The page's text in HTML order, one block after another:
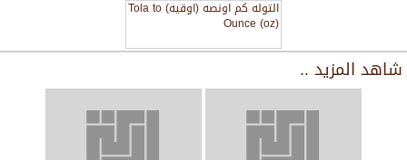
التوله كم اونصه (اوقيه) Tola to
Ounce (oz)
شاهد المزيد ..